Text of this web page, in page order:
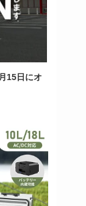
15日にオ